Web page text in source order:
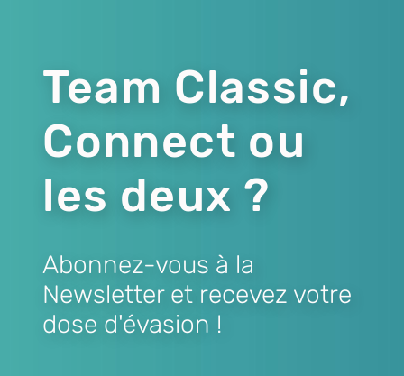
Team Classic,
Connect ou
les deux ?
Abonnez-vous à la
Newsletter et recevez votre
dose d'évasion !